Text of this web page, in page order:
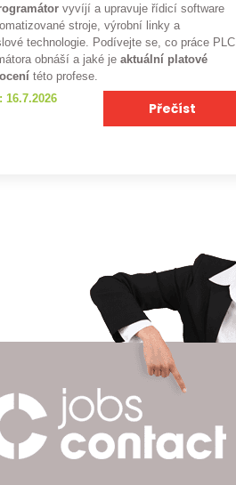
vyvíjí a upravuje řídicí software
stroje, výrobní linky a
technologie. Podívejte se, co práce PLC
obnáší a jaké je aktuální platové
této profese.
16.7.2026
Přečíst